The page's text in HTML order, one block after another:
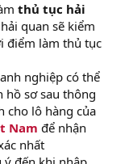
thủ tục hải
quan sẽ kiểm
điểm làm thủ tục
nghiệp có thể
hồ sơ sau thông
cho lô hàng của
Nam để nhận
nhất